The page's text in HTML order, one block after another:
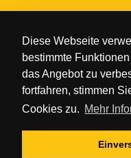
Diese Webseite
bestimmte
das Angebot zu
fortfahren, stimmen
Cookies zu. Mehr
SONNTAG // Februar
DIE